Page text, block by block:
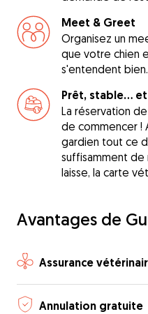
Meet & Greet
Organisez un
que votre chien
s'entendent bien.
Prêt, stable...
La réservation
de commencer !
gardien tout ce
suffisamment de
laisse, la carte
Avantages de
Assurance
Annulation gratuite